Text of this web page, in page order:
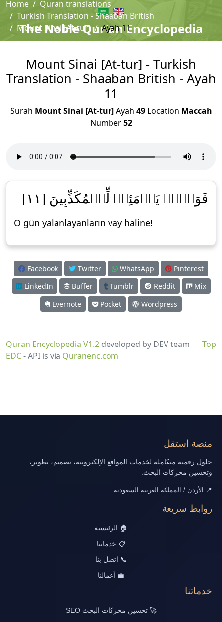
The Noble Qur'an Encyclopedia
Home
Quran translations
Turkish Translation - Shaaban British
Mount Sinai [At-tur]
Ayah 11
Mount Sinai [At-tur] - Turkish
Translation - Shaaban British - Ayah
11
Surah Mount Sinai [At-tur]Ayah 49Location Maccah
Number52
فَوَيۡلٞ يَوۡمَئِذٖ لِّلۡمُكَذِّبِينَ [١١]
O gün yalanlayanların vay haline!
Facebook Twitter WhatsApp
Pinterest
LinkedIn
Buffer Tumblr Reddit
Mix
Evernote
Pocket Wordpress
Top
Quran Encyclopedia V1.2 developed by DEV team
EDC- API is via Quranenc.com
منصة استقل
حلول رقمية متكاملة لخدمات المواقع الإلكترونية، تصميم، تطوير،
وتحسين محركات البحث.
📍 الأردن / المملكة العربية السعودية
روابط سريعة
🏠 الرئيسية
📋 خدماتنا
📞 اتصل بنا
💼 أعمالنا
خدماتنا
🚀 تحسين محركات البحث SEO